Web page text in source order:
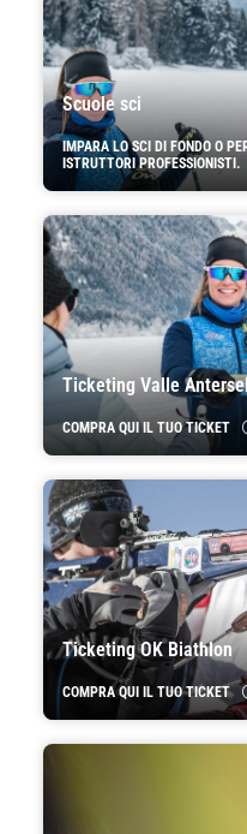
Scuole sci
IMPARA LO SCI DI FONDO O
ISTRUTTORI PROFESSIONISTI.
Ticketing Valle
COMPRA QUI IL TUO TICKET
Ticketing OK Biathlon
COMPRA QUI IL TUO TICKET